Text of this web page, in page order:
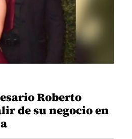
Roberto
de su negocio en